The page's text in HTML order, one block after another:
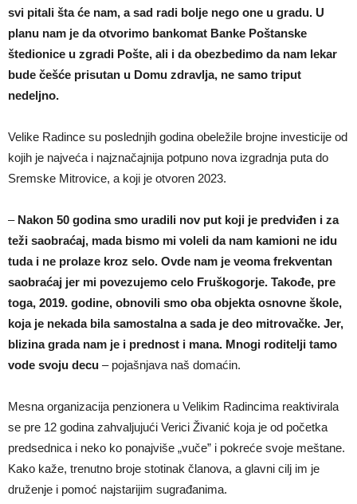
svi pitali šta će nam, a sad radi bolje nego one u gradu. U
planu nam je da otvorimo bankomat Banke Poštanske
štedionice u zgradi Pošte, ali i da obezbedimo da nam lekar
bude češće prisutan u Domu zdravlja, ne samo triput
nedeljno.
Velike Radince su poslednjih godina obeležile brojne investicije od
kojih je najveća i najznačajnija potpuno nova izgradnja puta do
Sremske Mitrovice, a koji je otvoren 2023.
–Nakon 50 godina smo uradili nov put koji je predviđen i za
teži saobraćaj, mada bismo mi voleli da nam kamioni ne idu
tuda i ne prolaze kroz selo. Ovde nam je veoma frekventan
saobraćaj jer mi povezujemo celo Fruškogorje. Takođe, pre
toga, 2019. godine, obnovili smo oba objekta osnovne škole,
koja je nekada bila samostalna a sada je deo mitrovačke. Jer,
blizina grada nam je i prednost i mana. Mnogi roditelji tamo
vode svoju decu – pojašnjava naš domaćin.
Mesna organizacija penzionera u Velikim Radincima reaktivirala
se pre 12 godina zahvaljujući Verici Živanić koja je od početka
predsednica i neko ko ponajviše „vuče” i pokreće svoje meštane.
Kako kaže, trenutno broje stotinak članova, a glavni cilj im je
druženje i pomoć najstarijim sugrađanima.